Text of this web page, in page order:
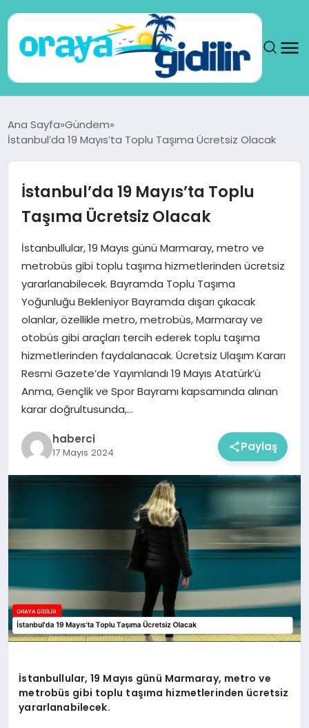
DÜNYA
SEYAHAT
TEKNOLOJI
YAŞAM
Ana Sayfa Gündem
İstanbul’da 19 Mayıs’ta Toplu Taşıma Ücretsiz Olacak
İstanbul’da 19 Mayıs’ta Toplu
Taşıma Ücretsiz Olacak
İstanbullular, 19 Mayıs günü Marmaray, metro ve
metrobüs gibi toplu taşıma hizmetlerinden ücretsiz
yararlanabilecek. Bayramda Toplu Taşıma
Yoğunluğu Bekleniyor Bayramda dışarı çıkacak
olanlar, özellikle metro, metrobüs, Marmaray ve
otobüs gibi araçları tercih ederek toplu taşıma
hizmetlerinden faydalanacak. Ücretsiz Ulaşım Kararı
Resmi Gazete’de Yayımlandı 19 Mayıs Atatürk’ü
Anma, Gençlik ve Spor Bayramı kapsamında alınan
karar doğrultusunda,…
haberci
17 Mayıs 2024 Paylaş
İstanbullular, 19 Mayıs günü Marmaray, metro ve
metrobüs gibi toplu taşıma hizmetlerinden ücretsiz
yararlanabilecek.